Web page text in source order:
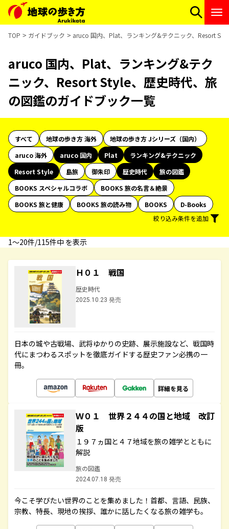
TOP ガイドブック aruco 国内、Plat、ランキング&テクニック、Resort
aruco 国内、Plat、ランキング&テク
ニック、Resort Style、歴史時代、旅
の図鑑のガイドブック一覧
すべて 地球の歩き方 海外
地球の歩き方 Jシリーズ（国内）
aruco 海外
aruco 国内 Plat
ランキング&テクニック
Resort Style
島旅 御朱印 歴史時代
旅の図鑑
BOOKS スペシャルコラボ
BOOKS 旅の名言＆絶景
BOOKS 旅と健康
BOOKS 旅の読み物 BOOKS
D-Books
絞り込み条件を追加
1〜20件/115件中 を表示
Ｈ０１ 戦国
歴史時代
2025.10.23 発売
日本の城や古戦場、武将ゆかりの史跡、展示施設など、戦国時
代にまつわるスポットを徹底ガイドする歴史ファン必携の一
冊。
詳細を見る
Ｗ０１ 世界２４４の国と地域 改訂
版
１９７ヵ国と４７地域を旅の雑学とともに
解説
旅の図鑑
2024.07.18 発売
今こそ学びたい世界のことを集めました！首都、言語、民族、
宗教、特長、現地の挨拶、誰かに話したくなる旅の雑学も。